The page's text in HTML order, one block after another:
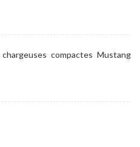
compactes Mustang